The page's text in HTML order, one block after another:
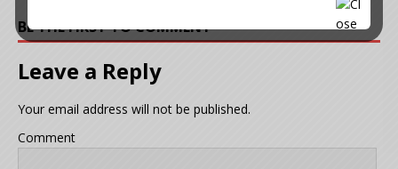
BE THE FIRST TO COMMENT
Leave a Reply
Your email address will not be published.
Comment